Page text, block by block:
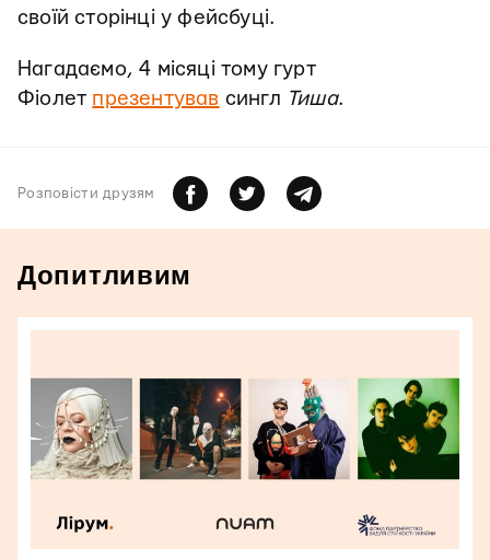
своїй сторінці у фейсбуці.
Нагадаємо, 4 місяці тому гурт
Фіолет презентував сингл Тиша.
Розповiсти друзям
Допитливим